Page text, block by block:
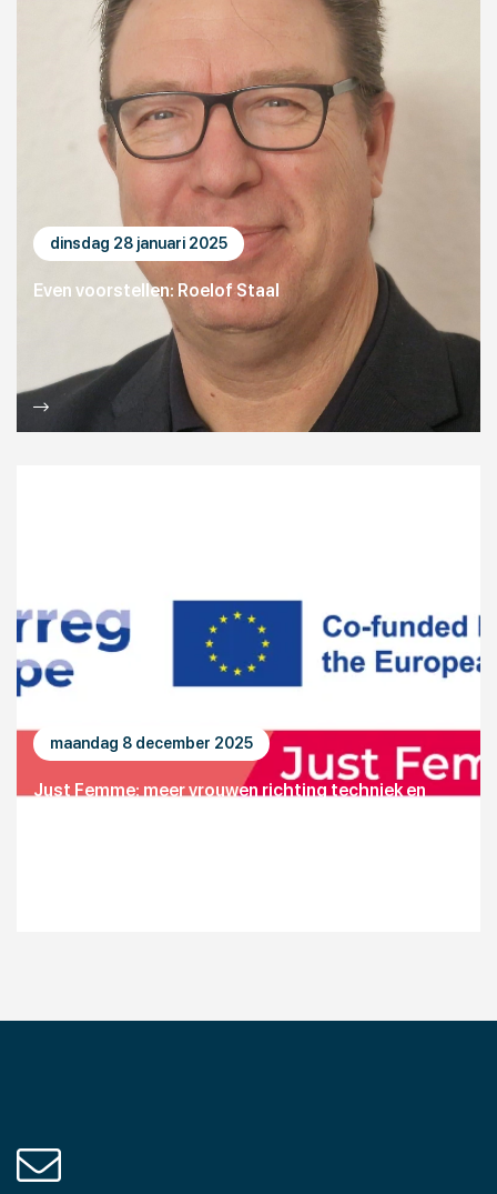
dinsdag 28 januari 2025
Even voorstellen: Roelof Staal
maandag 8 december 2025
Just Femme: meer vrouwen richting techniek en